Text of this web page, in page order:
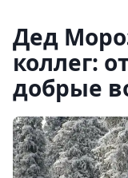
Дед
коллег:
добрые